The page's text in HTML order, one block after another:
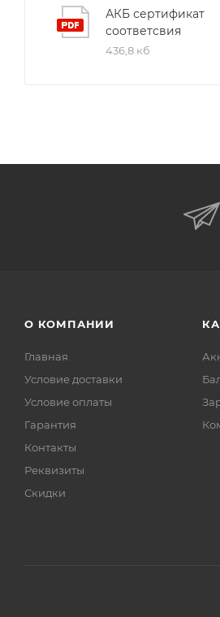
АКБ сертификат
соответсвия
436,8 кб
О КОМПАНИИ
Главная
Условие доставки
Условие оплаты
Гарантия
Контакты
Реквизиты
Скидки